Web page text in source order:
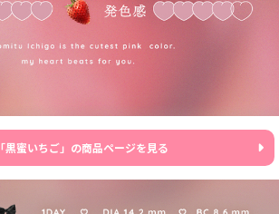
「黒蜜いちご」の商品ページを見る